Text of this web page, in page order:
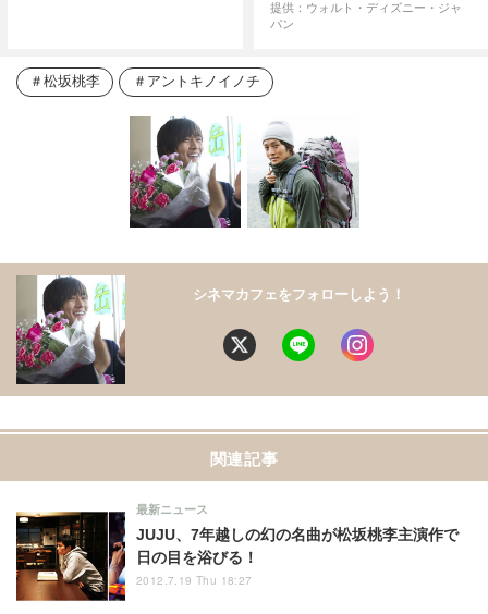
提供：ウォルト・ディズニー・ジャ
パン
松坂桃李 アントキノイノチ
シネマカフェをフォローしよう！
関連記事
JUJU、7年越しの幻の名曲が松坂桃李主演作で
日の目を浴びる！
最新ニュース
2012.7.19 Thu 18:27